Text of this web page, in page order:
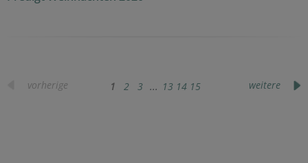
vorherige 1 2 3 ... 13 14 15 weitere